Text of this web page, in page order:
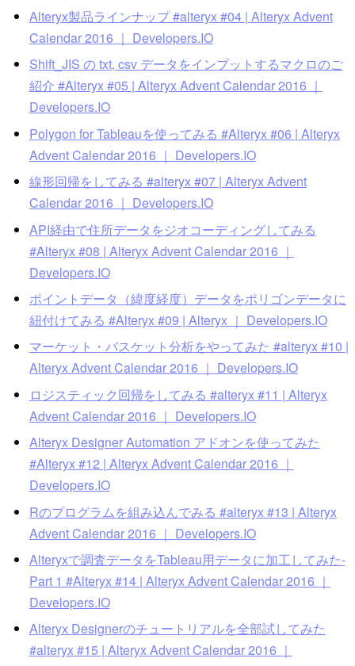
Alteryx製品ラインナップ #alteryx #04 | Alteryx Advent
Calendar 2016 ｜ Developers.IO
Shift_JIS の txt, csv データをインプットするマクロのご
紹介 #Alteryx #05 | Alteryx Advent Calendar 2016 ｜
Developers.IO
Polygon for Tableauを使ってみる #Alteryx #06 | Alteryx
Advent Calendar 2016 ｜ Developers.IO
線形回帰をしてみる #alteryx #07 | Alteryx Advent
Calendar 2016 ｜ Developers.IO
API経由で住所データをジオコーディングしてみる
#Alteryx #08 | Alteryx Advent Calendar 2016 ｜
Developers.IO
ポイントデータ（緯度経度）データをポリゴンデータに
紐付けてみる #Alteryx #09 | Alteryx ｜ Developers.IO
マーケット・バスケット分析をやってみた #alteryx #10 |
Alteryx Advent Calendar 2016 ｜ Developers.IO
ロジスティック回帰をしてみる #alteryx #11 | Alteryx
Advent Calendar 2016 ｜ Developers.IO
Alteryx Designer Automation アドオンを使ってみた
#Alteryx #12 | Alteryx Advent Calendar 2016 ｜
Developers.IO
Rのプログラムを組み込んでみる #alteryx #13 | Alteryx
Advent Calendar 2016 ｜ Developers.IO
Alteryxで調査データをTableau用データに加工してみた-
Part 1 #Alteryx #14 | Alteryx Advent Calendar 2016 ｜
Developers.IO
Alteryx Designerのチュートリアルを全部試してみた
#alteryx #15 | Alteryx Advent Calendar 2016 ｜